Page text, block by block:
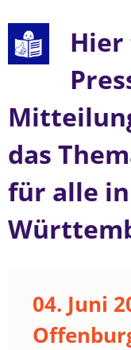
Hier
das
für alle
04. Juni